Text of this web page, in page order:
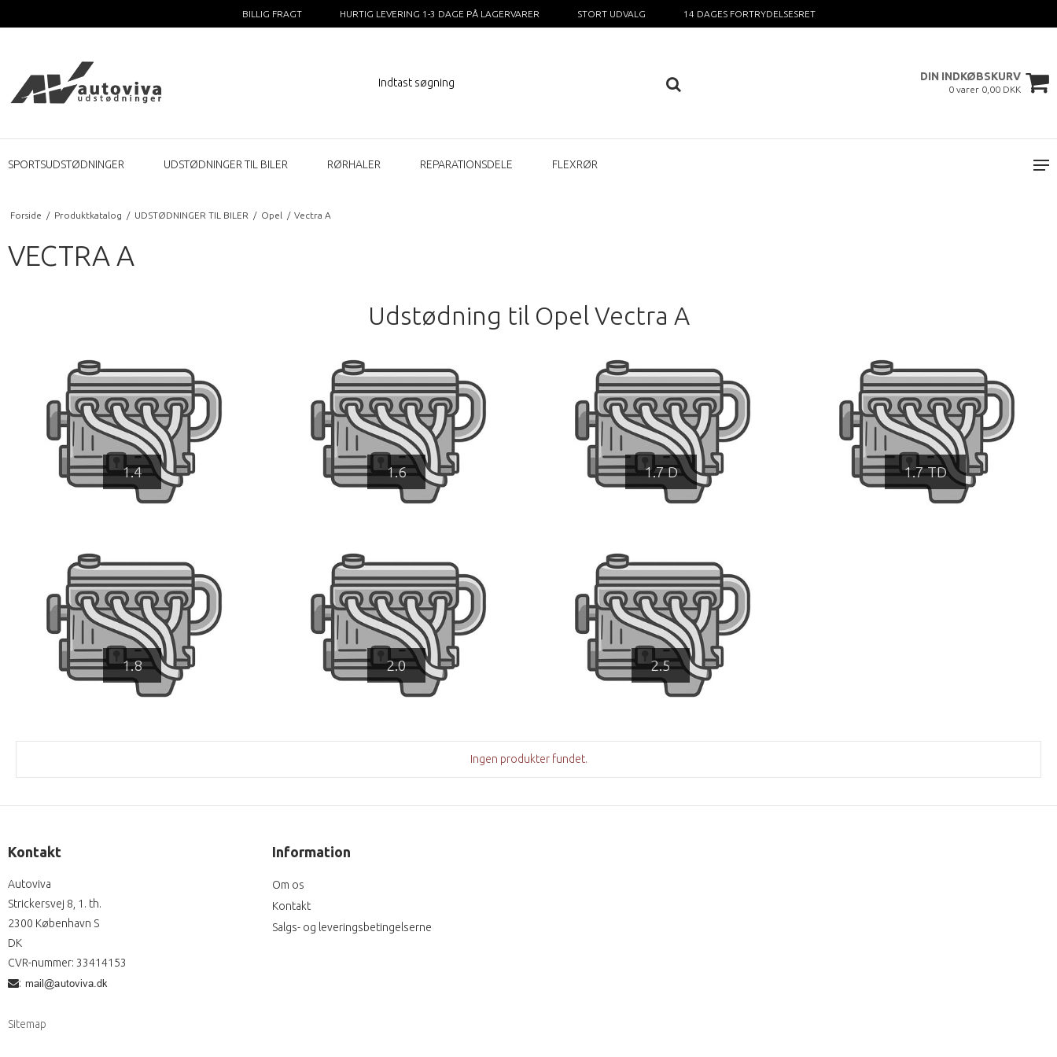
BILLIG FRAGT HURTIG LEVERING 1-3 DAGE PÅ LAGERVARER STORT UDVALG 14 DAGES FORTRYDELSESRET
DIN INDKØBSKURV
0 varer 0,00 DKK
SPORTSUDSTØDNINGER UDSTØDNINGER TIL BILER RØRHALER REPARATIONSDELE FLEXRØR
Forside / Produktkatalog / UDSTØDNINGER TIL BILER / Opel / Vectra A
VECTRA A
Udstødning til Opel Vectra A
1.4 1.6 1.7 D 1.7 TD
1.8 2.0 2.5
Ingen produkter fundet.
Kontakt
Autoviva
Strickersvej 8, 1. th.
2300 København S
DK
CVR-nummer: 33414153
:
Sitemap
Information
Om os
Kontakt
Salgs- og leveringsbetingelserne